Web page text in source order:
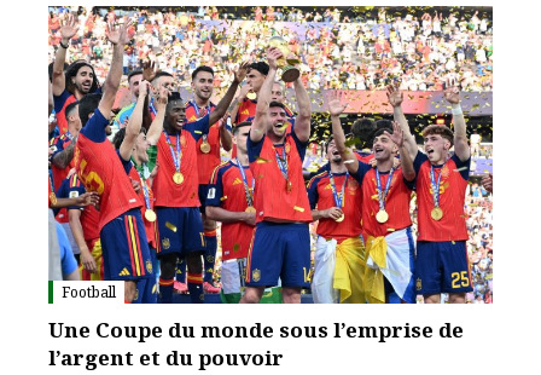
Football
Une Coupe du monde sous l’emprise de
l’argent et du pouvoir